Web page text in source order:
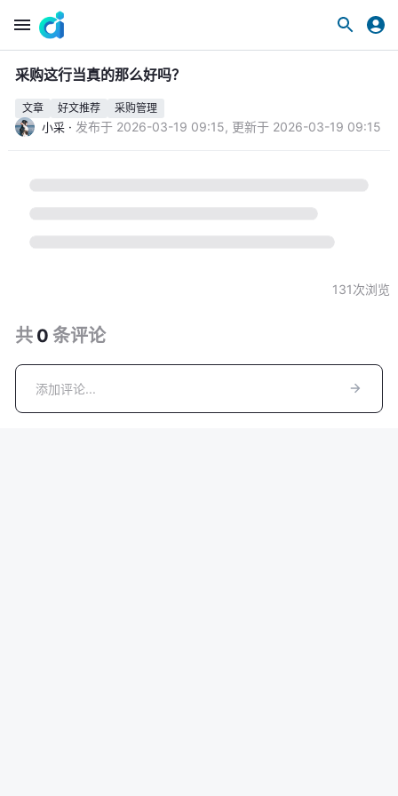
采购这行当真的那么好吗？
文章 好文推荐 采购管理
小采 · 发布于 2026-03-19 09:15, 更新于 2026-03-19 09:15
131次浏览
共 0 条评论